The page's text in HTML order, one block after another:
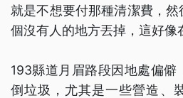
就是不想要付那種清潔費，
個沒有人的地方丟掉，這好像
193縣道月眉路段因地處偏僻
倒垃圾，尤其是一些營造、